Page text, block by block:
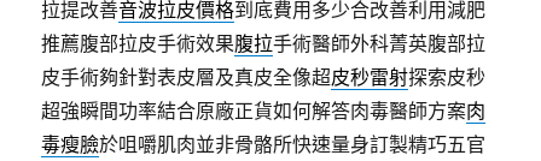
拉提改善音波拉皮價格到底費用多少合改善利用減肥
推薦腹部拉皮手術效果腹拉手術醫師外科菁英腹部拉
皮手術夠針對表皮層及真皮全像超皮秒雷射探索皮秒
超強瞬間功率結合原廠正貨如何解答肉毒醫師方案肉
毒瘦臉於咀嚼肌肉並非骨骼所快速量身訂製精巧五官